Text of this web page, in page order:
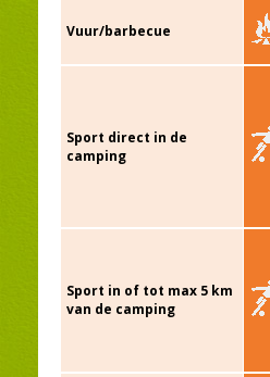
Vuur/barbecue
Sport direct in de
camping
Sport in of tot max 5 km
van de camping